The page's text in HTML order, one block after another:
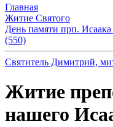
Главная
Житие Святого
День памяти прп.
(550)
Святитель Димитрий,
Житие
нашего